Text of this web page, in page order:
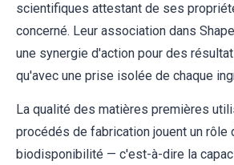
scientifiques attestant de ses
concerné. Leur association dans
une synergie d'action pour des
qu'avec une prise isolée de chaque
La qualité des matières premières
procédés de fabrication jouent un rôle
biodisponibilité — c'est-à-dire la